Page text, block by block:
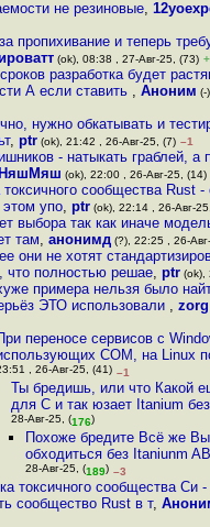
не резиновые,
пропихивание и теперь
(ok), 08:38 , 27-Авг-25, (73)
разработка будет
А если ставить , Аноним (-
нужно обкатывать и
,ptr (ok), 21:42 , 26-Авг-25, (7) –1
- натыкать граблей, а
НяшМяш (ok), 22:00 , 26-Авг-25, (14)
токсичного сообщества Rust -
упо, ptr(ok), 22:14 , 26-Авг-
выбора так как иначе
там,анонимд (?), 22:25 , 26-
они не хотят
что полностью решае, ptr(ok),
примера нельзя было
ЭТО использовали , zorg
переносе сервисов с
COM, на Linux
, 26-Авг-25, (41) –1
Ты бредишь, или что Какой
для C и так юзает Itanium
28-Авг-25, (176)
Похоже бредите Всё же
обходиться без Itaniunm
28-Авг-25, (189) –3
токсичного сообщества Си
сообщество Rust в т,